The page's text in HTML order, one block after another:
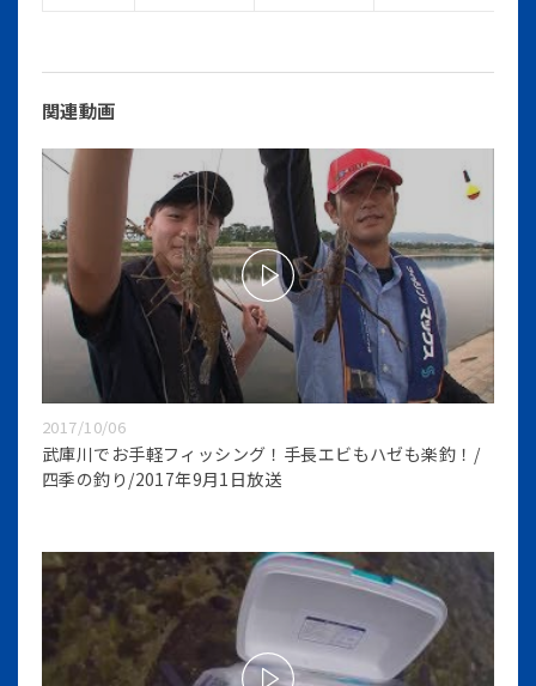
関連動画
2017/10/06
武庫川でお手軽フィッシング！手長エビもハゼも楽釣！/
四季の釣り/2017年9月1日放送